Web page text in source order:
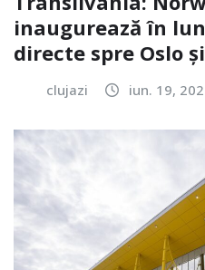
inaugurează în
directe spre Oslo
clujazi iun. 19,